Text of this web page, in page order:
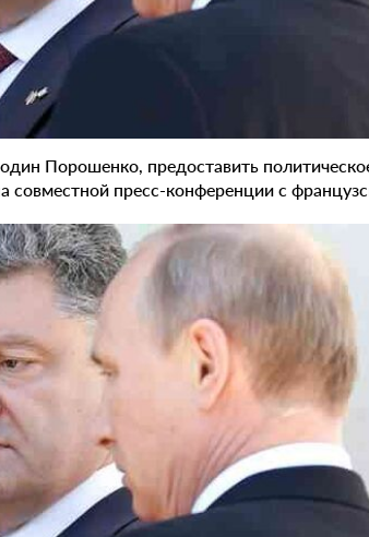
Порошенко, предоставить
совместной пресс-конференции с